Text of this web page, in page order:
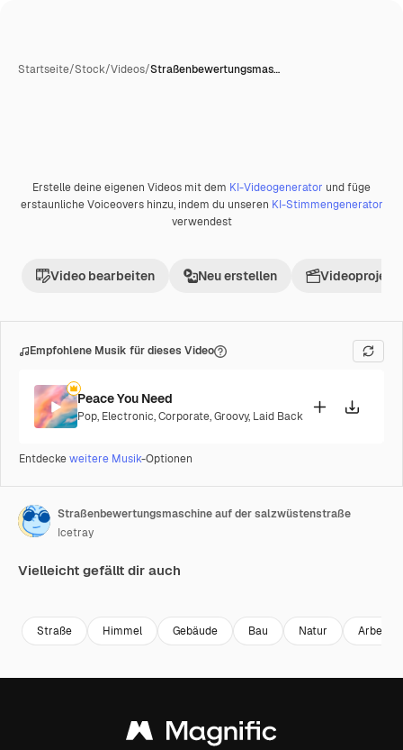
Startseite/Stock/Videos/Straßenbewertungsmas…
Premium
Erstelle deine eigenen Videos mit dem KI-Videogenerator und füge
erstaunliche Voiceovers hinzu, indem du unseren KI-Stimmengenerator
verwendest
Video bearbeiten Neu erstellen Videoprojekt
Empfohlene Musik für dieses Video
Peace You Need
Pop, Electronic,Corporate,Groovy, Laid Back
Entdeckeweitere Musik-Optionen
Straßenbewertungsmaschine auf der salzwüstenstraße
Icetray
Vielleicht gefällt dir auch
Straße Himmel Gebäude Bau Natur Arbeit